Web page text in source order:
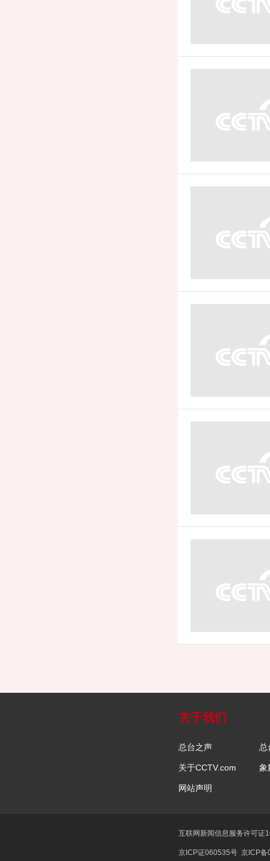
关于我们
总台之声 总
关于CCTV.com 象
网站声明
互联网新闻信息服务许可证
京ICP证060535号 京ICP